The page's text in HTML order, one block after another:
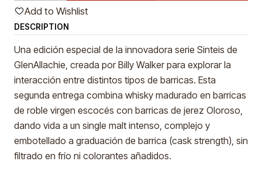
Add to Wishlist
DESCRIPTION
Una edición especial de la innovadora serie Sinteis de
GlenAllachie, creada por Billy Walker para explorar la
interacción entre distintos tipos de barricas. Esta
segunda entrega combina whisky madurado en barricas
de roble virgen escocés con barricas de jerez Oloroso,
dando vida a un single malt intenso, complejo y
embotellado a graduación de barrica (cask strength), sin
filtrado en frío ni colorantes añadidos.